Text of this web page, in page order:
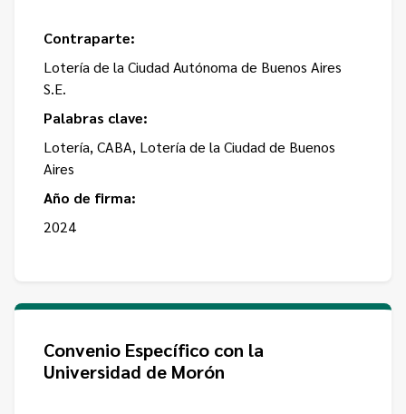
Contraparte:
Lotería de la Ciudad Autónoma de Buenos Aires
S.E.
Palabras clave:
Lotería, CABA, Lotería de la Ciudad de Buenos
Aires
Año de firma:
2024
Convenio Específico con la
Universidad de Morón